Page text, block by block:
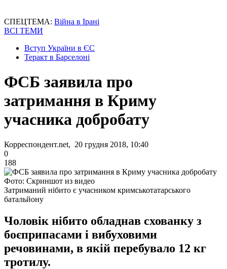
СПЕЦТЕМА: Війна в Ірані
ВСІ ТЕМИ
Вступ України в ЄС
Теракт в Барселоні
ФСБ заявила про
затримання в Криму
учасника добробату
Корреспондент.net, 20 грудня 2018, 10:40
0
188
Фото: Скриншот из видео
Затриманий нібито є учасником кримськотатарського
батальйону
Чоловік нібито обладнав схованку з
боєприпасами і вибуховими
речовинами, в якій перебувало 12 кг
тротилу.